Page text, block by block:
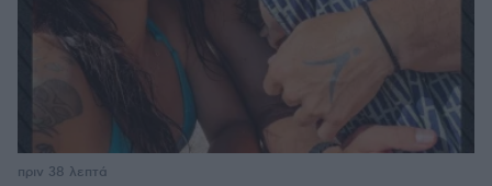
πριν 38 λεπτά